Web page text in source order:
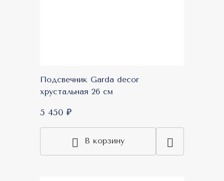
Подсвечник Garda decor
хрустальная 26 см
5 450 ₽
В корзину